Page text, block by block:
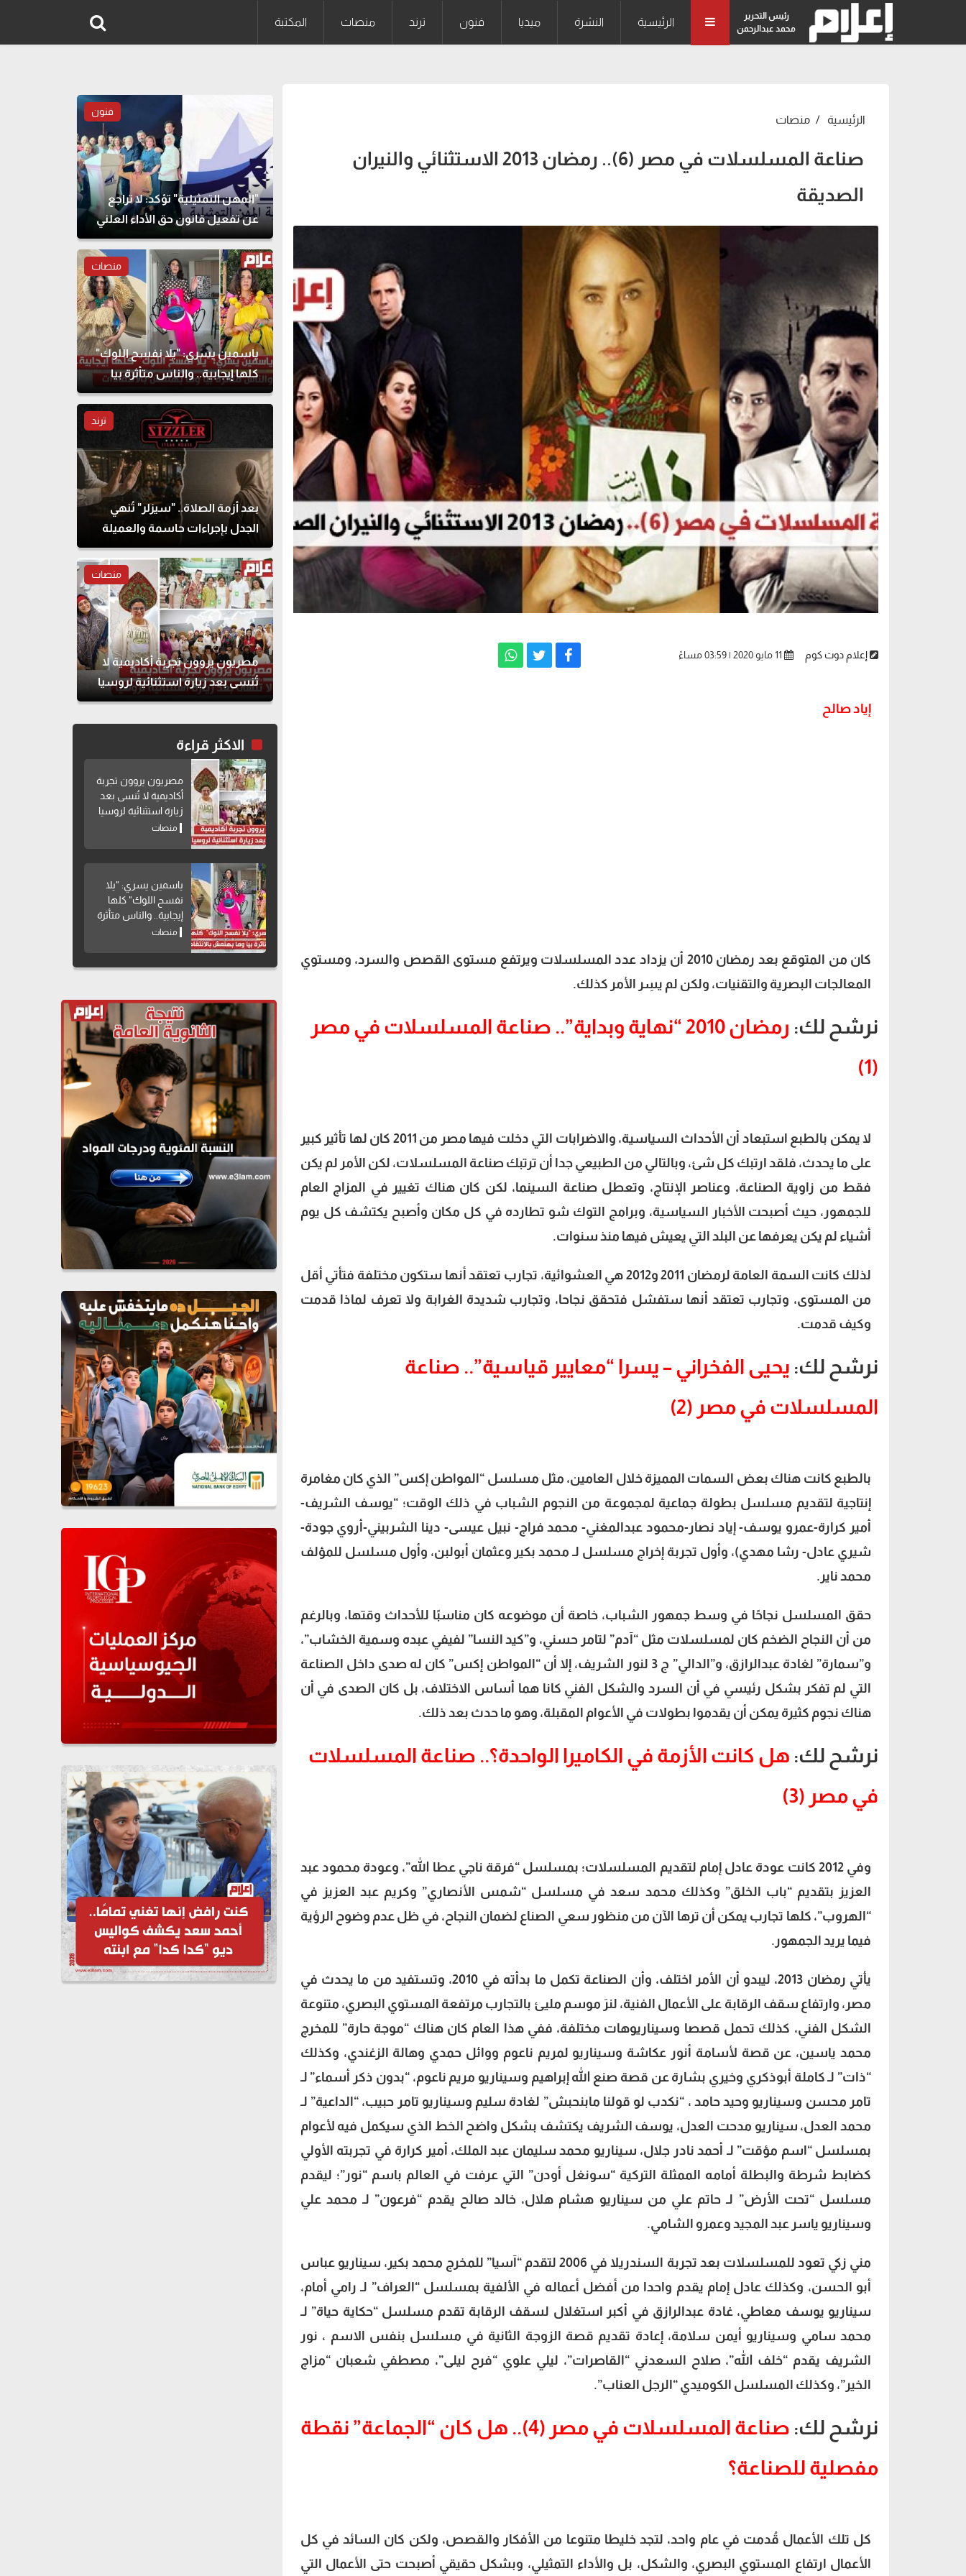
رئيس التحرير
محمد عبدالرحمن
الرئيسية النشرة ميديا فنون ترند منصات المكتبة
الرئيسية منصات
صناعة المسلسلات في مصر (6).. رمضان 2013 الاستثنائي والنيران
الصديقة
إعلام دوت كوم
إياد صالح
كان من المتوقع بعد رمضان 2010 أن يزداد عدد المسلسلات ويرتفع مستوى القصص والسرد، ومستوي
المعالجات البصرية والتقنيات، ولكن لم يسِر الأمر كذلك.
نرشح لك:
رمضان 2010 “نهاية وبداية”.. صناعة المسلسلات في مصر
(1)
لا يمكن بالطبع استبعاد أن الأحداث السياسية، والاضرابات التي دخلت فيها مصر من 2011 كان لها تأثير كبير
على ما يحدث، فلقد ارتبك كل شئ، وبالتالي من الطبيعي جدا أن ترتبك صناعة المسلسلات، لكن الأمر لم يكن
فقط من زاوية الصناعة، وعناصر الإنتاج، وتعطل صناعة السينما، لكن كان هناك تغيير في المزاج العام
للجمهور، حيث أصبحت الأخبار السياسية، وبرامج التوك شو تطارده في كل مكان وأصبح يكتشف كل يوم
أشياء لم يكن يعرفها عن البلد التي يعيش فيها منذ سنوات.
لذلك كانت السمة العامة لرمضان 2011 و2012 هي العشوائية، تجارب تعتقد أنها ستكون مختلفة فتأتي أقل
من المستوى، وتجارب تعتقد أنها ستفشل فتحقق نجاحا، وتجارب شديدة الغرابة ولا تعرف لماذا قدمت
وكيف قدمت.
نرشح لك: يحيى الفخراني – يسرا “معايير قياسية”.. صناعة
المسلسلات في مصر (2)
بالطبع كانت هناك بعض السمات المميزة خلال العامين، مثل مسلسل “المواطن إكس” الذي كان مغامرة
إنتاجية لتقديم مسلسل بطولة جماعية لمجموعة من النجوم الشباب في ذلك الوقت؛ “يوسف الشريف-
أمير كرارة-عمرو يوسف- إياد نصار-محمود عبدالمغني- محمد فراج- نبيل عيسى- دينا الشربيني-أروي جودة-
شيري عادل- رشا مهدي)، وأول تجربة إخراج مسلسل لـ محمد بكير وعثمان أبولبن، وأول مسلسل للمؤلف
محمد ناير.
حقق المسلسل نجاحًا في وسط جمهور الشباب، خاصة أن موضوعه كان مناسبًا للأحداث وقتها، وبالرغم
من أن النجاح الضخم كان لمسلسلات مثل “آدم” لتامر حسني، و”كيد النسا” لفيفي عبده وسمية الخشاب”،
و”سمارة” لغادة عبدالرازق، و”الدالي” ج 3 لنور الشريف، إلا أن “المواطن إكس” كان له صدى داخل الصناعة
التي لم تفكر بشكل رئيسي في أن السرد والشكل الفني كانا هما أساس الاختلاف، بل كان الصدى في أن
هناك نجوم كثيرة يمكن أن يقدموا بطولات في الأعوام المقبلة، وهو ما حدث بعد ذلك.
نرشح لك: هل كانت الأزمة في الكاميرا الواحدة؟.. صناعة المسلسلات
في مصر (3)
وفي 2012 كانت عودة عادل إمام لتقديم المسلسلات؛ بمسلسل “فرقة ناجي عطا الله”، وعودة محمود عبد
العزيز بتقديم “باب الخلق” وكذلك محمد سعد في مسلسل “شمس الأنصاري” وكريم عبد العزيز في
“الهروب”، كلها تجارب يمكن أن ترها الآن من منظور سعي الصناع لضمان النجاح، في ظل عدم وضوح الرؤية
فيما يريد الجمهور.
يأتي رمضان 2013، ليبدو أن الأمر اختلف، وأن الصناعة تكمل ما بدأته في 2010، وتستفيد من ما يحدث في
مصر، وارتفاع سقف الرقابة على الأعمال الفنية، لنرَ موسم مليئ بالتجارب مرتفعة المستوي البصري، متنوعة
الشكل الفني، كذلك تحمل قصصا وسيناريوهات مختلفة، ففي هذا العام كان هناك “موجة حارة” للمخرج
محمد ياسين، عن قصة لأسامة أنور عكاشة وسيناريو لمريم ناعوم ووائل حمدي وهالة الزغندي، وكذلك
“ذات” لـ كاملة أبوذكري وخيري بشارة عن قصة صنع الله إبراهيم وسيناريو مريم ناعوم، “بدون ذكر أسماء” لـ
تامر محسن وسيناريو وحيد حامد ، “نكدب لو قولنا مابنحبش” لغادة سليم وسيناريو تامر حبيب، “الداعية” لـ
محمد العدل، سيناريو مدحت العدل، يوسف الشريف يكتشف بشكل واضح الخط الذي سيكمل فيه لأعوام
بمسلسل “اسم مؤقت” لـ أحمد نادر جلال، سيناريو محمد سليمان عبد الملك، أمير كرارة في تجربته الأولي
كضابط شرطة والبطلة أمامه الممثلة التركية “سونغل أودن” التي عرفت في العالم باسم “نور”؛ ليقدم
مسلسل “تحت الأرض” لـ حاتم علي من سيناريو هشام هلال، خالد صالح يقدم “فرعون” لـ محمد علي
وسيناريو ياسر عبد المجيد وعمرو الشامي.
مني زكي تعود للمسلسلات بعد تجربة السندريلا في 2006 لتقدم “آسيا” للمخرج محمد بكير، سيناريو عباس
أبو الحسن، وكذلك عادل إمام يقدم واحدا من أفضل أعماله في الألفية بمسلسل “العراف” لـ رامي أمام،
سيناريو يوسف معاطي، غادة عبدالرازق في أكبر استغلال لسقف الرقابة تقدم مسلسل “حكاية حياة” لـ
محمد سامي وسيناريو أيمن سلامة، إعادة تقديم قصة الزوجة الثانية في مسلسل بنفس الاسم ، نور
الشريف يقدم “خلف الله”، صلاح السعدني “القاصرات”، ليلي علوي “فرح ليلى”، مصطفي شعبان “مزاج
الخير”، وكذلك المسلسل الكوميدي “الرجل العناب”.
نرشح لك:
صناعة المسلسلات في مصر (4).. هل كان “الجماعة” نقطة
مفصلية للصناعة؟
كل تلك الأعمال قُدمت في عام واحد، لتجد خليطا متنوعا من الأفكار والقصص، ولكن كان السائد في كل
الأعمال ارتفاع المستوي البصري، والشكل، بل والأداء التمثيلي، وبشكل حقيقي أصبحت حتى الأعمال التي
فنون
"المهن التمثيلية" تؤكد: لا تراجع
عن تفعيل قانون حق الأداء العلني
منصات
ياسمين يسري: "يلا نفسح اللوك"
كلها إيجابية.. والناس متأثرة بيا
وما بهتمش بالانتقادات
ترند
بعد أزمة الصلاة.. "سيزلر" تُنهي
الجدل بإجراءات حاسمة والعميلة
تحذف المنشور
منصات
مصريون يروون تجربة أكاديمية لا
تُنسى بعد زيارة استثنائية لروسيا
الاكثر قراءة
مصريون يروون تجربة
أكاديمية لا تُنسى بعد
زيارة استثنائية لروسيا
منصات
ياسمين يسري: "يلا
نفسح اللوك" كلها
إيجابية.. والناس متأثرة
بيا وما بهتمش
منصات